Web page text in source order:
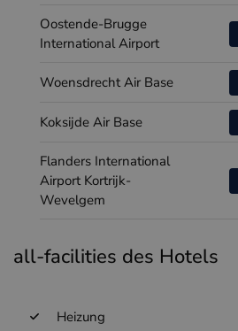
Oostende-Brugge
International Airport
Woensdrecht Air Base
Koksijde Air Base
Flanders International
Airport Kortrijk-
Wevelgem
all-facilities des Hotels
Heizung